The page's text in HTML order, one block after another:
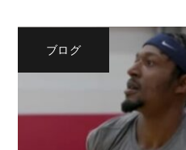
ブログ